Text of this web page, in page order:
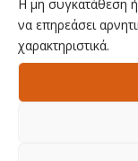
Η μη συγκατάθεση
να επηρεάσει
χαρακτηριστικά.